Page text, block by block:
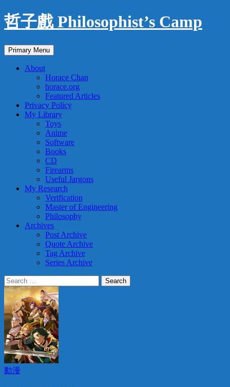
Skip
to
哲子戲 Philosophist’s Camp
Search
Primary Menu
About
Horace Chan
horace.org
Featured Articles
Privacy Policy
My Library
Toys
Anime
Software
Books
CD
Firearms
Useful Jargons
My Research
Verification
Master of Engineering
Philosophy
Archives
Post Archive
Quote Archive
Tag Archive
Series Archive
Search
for:
動漫